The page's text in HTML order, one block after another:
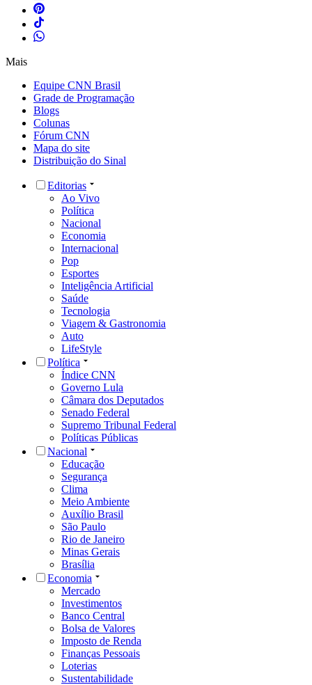
Mais
Equipe CNN Brasil
Grade de Programação
Blogs
Colunas
Fórum CNN
Mapa do site
Distribuição do Sinal
Editorias
Ao Vivo
Política
Nacional
Economia
Internacional
Pop
Esportes
Inteligência Artificial
Saúde
Tecnologia
Viagem & Gastronomia
Auto
LifeStyle
Política
Índice CNN
Governo Lula
Câmara dos Deputados
Senado Federal
Supremo Tribunal Federal
Políticas Públicas
Nacional
Educação
Segurança
Clima
Meio Ambiente
Auxílio Brasil
São Paulo
Rio de Janeiro
Minas Gerais
Brasília
Economia
Mercado
Investimentos
Banco Central
Bolsa de Valores
Imposto de Renda
Finanças Pessoais
Loterias
Sustentabilidade